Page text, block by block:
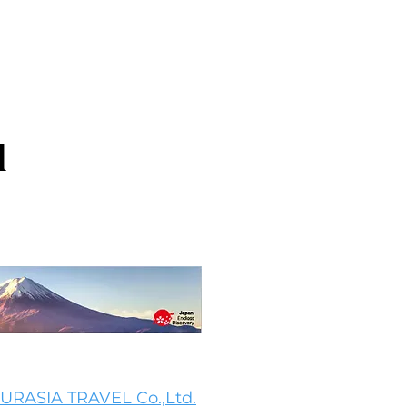
TRAVEL Co.,Ltd.